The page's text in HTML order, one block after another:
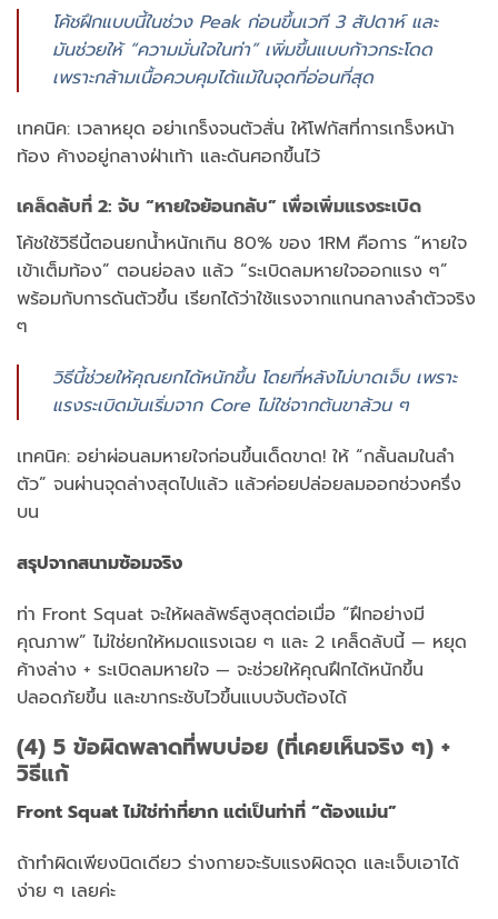
โค้ชฝึกแบบนี้ในช่วง Peak ก่อนขึ้นเวที 3 สัปดาห์ และ
มันช่วยให้ “ความมั่นใจในท่า” เพิ่มขึ้นแบบก้าวกระโดด
เพราะกล้ามเนื้อควบคุมได้แม้ในจุดที่อ่อนที่สุด
เทคนิค: เวลาหยุด อย่าเกร็งจนตัวสั่น ให้โฟกัสที่การเกร็งหน้า
ท้อง ค้างอยู่กลางฝ่าเท้า และดันศอกขึ้นไว้
เคล็ดลับที่ 2: จับ “หายใจย้อนกลับ” เพื่อเพิ่มแรงระเบิด
โค้ชใช้วิธีนี้ตอนยกน้ำหนักเกิน 80% ของ 1RM คือการ “หายใจ
เข้าเต็มท้อง” ตอนย่อลง แล้ว “ระเบิดลมหายใจออกแรง ๆ”
พร้อมกับการดันตัวขึ้น เรียกได้ว่าใช้แรงจากแกนกลางลำตัวจริง
ๆ
วิธีนี้ช่วยให้คุณยกได้หนักขึ้น โดยที่หลังไม่บาดเจ็บ เพราะ
แรงระเบิดมันเริ่มจาก Core ไม่ใช่จากต้นขาล้วน ๆ
เทคนิค: อย่าผ่อนลมหายใจก่อนขึ้นเด็ดขาด! ให้ “กลั้นลมในลำ
ตัว” จนผ่านจุดล่างสุดไปแล้ว แล้วค่อยปล่อยลมออกช่วงครึ่ง
บน
สรุปจากสนามซ้อมจริง
ท่า Front Squat จะให้ผลลัพธ์สูงสุดต่อเมื่อ “ฝึกอย่างมี
คุณภาพ” ไม่ใช่ยกให้หมดแรงเฉย ๆ และ 2 เคล็ดลับนี้ — หยุด
ค้างล่าง + ระเบิดลมหายใจ — จะช่วยให้คุณฝึกได้หนักขึ้น
ปลอดภัยขึ้น และขากระชับไวขึ้นแบบจับต้องได้
(4) 5 ข้อผิดพลาดที่พบบ่อย (ที่เคยเห็นจริง ๆ) +
วิธีแก้
Front Squat ไม่ใช่ท่าที่ยาก แต่เป็นท่าที่ “ต้องแม่น”
ถ้าทำผิดเพียงนิดเดียว ร่างกายจะรับแรงผิดจุด และเจ็บเอาได้
ง่าย ๆ เลยค่ะ